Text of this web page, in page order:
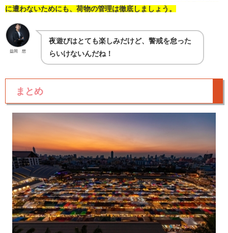
に遭わないためにも、荷物の管理は徹底しましょう。
益岡 想
夜遊びはとても楽しみだけど、警戒を怠った
らいけないんだね！
まとめ